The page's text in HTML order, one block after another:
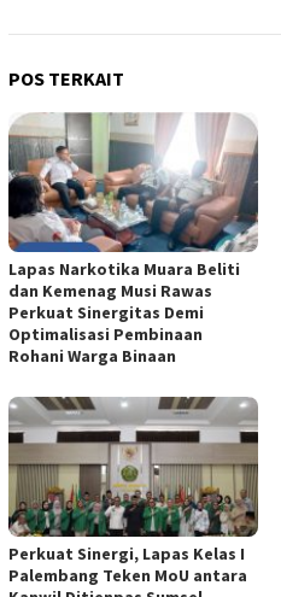
POS TERKAIT
Lapas Narkotika Muara Beliti
dan Kemenag Musi Rawas
Perkuat Sinergitas Demi
Optimalisasi Pembinaan
Rohani Warga Binaan
Perkuat Sinergi, Lapas Kelas I
Palembang Teken MoU antara